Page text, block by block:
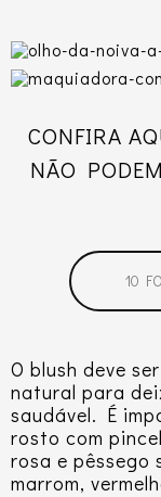
CONFIRA
NÃO
10
O blush deve
natural para
saudável. É
rosto com
rosa e pêssego
marrom,